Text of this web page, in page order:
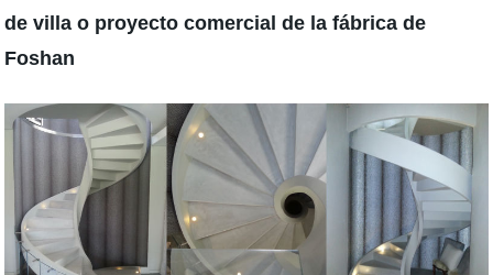
de villa o proyecto comercial de la fábrica de
Foshan